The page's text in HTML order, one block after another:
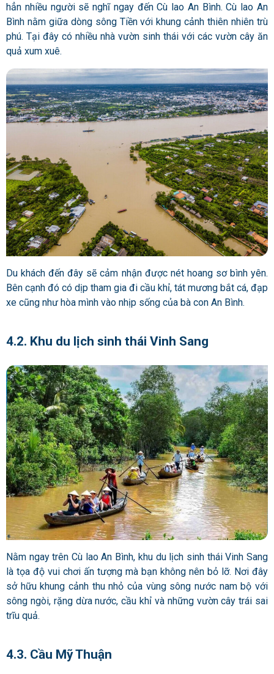
hẳn nhiều người sẽ nghĩ ngay đến Cù lao An Bình.Cù lao An
Bình nằm giữa dòng sông Tiền với khung cảnh thiên nhiên trù
phú. Tại đây có nhiều nhà vườn sinh thái với các vườn cây ăn
quả xum xuê.
Du khách đến đây sẽ cảm nhận được nét hoang sơ bình yên.
Bên cạnh đó có dịp tham gia đi cầu khỉ, tát mương bắt cá, đạp
xe cũng như hòa mình vào nhịp sống của bà con An Bình.
4.2. Khu du lịch sinh thái Vinh Sang
Nằm ngay trên Cù lao An Bình, khu du lịch sinh thái Vinh Sang
là tọa độ vui chơi ấn tượng mà bạn không nên bỏ lỡ. Nơi đây
sở hữu khung cảnh thu nhỏ của vùng sông nước nam bộ với
sông ngòi, rặng dừa nước, cầu khỉ và những vườn cây trái sai
trĩu quả.
4.3. Cầu Mỹ Thuận